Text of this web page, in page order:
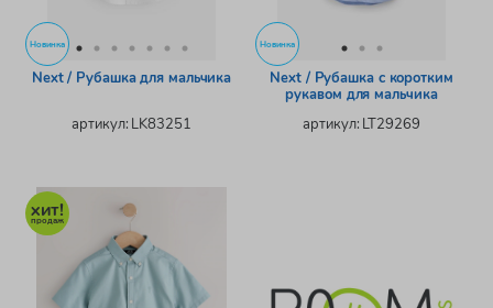
Новинка
Next / Рубашка для мальчика
артикул: LK83251
Новинка
Next / Рубашка с коротким
рукавом для мальчика
артикул: LT29269